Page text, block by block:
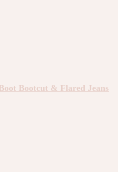
Bootcut & Flared Jeans